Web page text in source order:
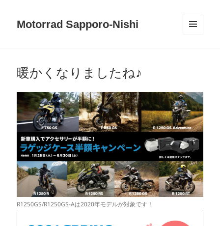
Motorrad Sapporo-Nishi
暖かくなりましたね♪
R1250GS/R1250GS-Aは2020年モデルが対象です！